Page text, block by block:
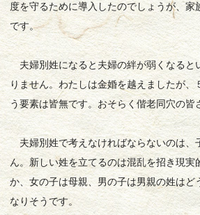
度を守るために導入したのでしょうが、
です。
夫婦別姓になると夫婦の絆が弱くなると
りません。わたしは金婚を越えましたが
う要素は皆無です。おそらく偕老同穴の
夫婦別姓で考えなければならないのは、
ん。新しい姓を立てるのは混乱を招き現
か、女の子は母親、男の子は男親の姓は
なりそうです。